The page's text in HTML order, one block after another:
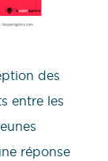
des
entre les
réponse